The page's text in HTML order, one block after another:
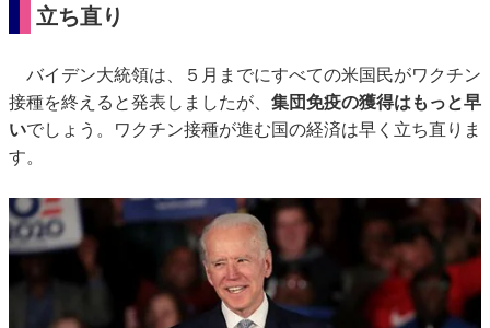
立ち直り
バイデン大統領は、５月までにすべての米国民がワクチン
接種を終えると発表しましたが、 集団免疫の獲得はもっと早
いでしょう。ワクチン接種が進む国の経済は早く立ち直りま
す。